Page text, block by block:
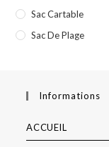
Sac Cartable
Sac De Plage
Informations
ACCUEIL